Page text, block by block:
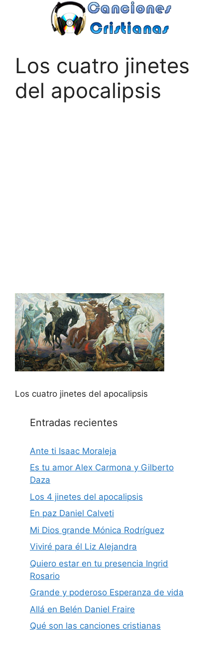
Los cuatro jinetes
del apocalipsis
Los cuatro jinetes del apocalipsis
Entradas recientes
Ante ti Isaac Moraleja
Es tu amor Alex Carmona y Gilberto
Daza
Los 4 jinetes del apocalipsis
En paz Daniel Calveti
Mi Dios grande Mónica Rodríguez
Viviré para él Liz Alejandra
Quiero estar en tu presencia Ingrid
Rosario
Grande y poderoso Esperanza de vida
Allá en Belén Daniel Fraire
Qué son las canciones cristianas